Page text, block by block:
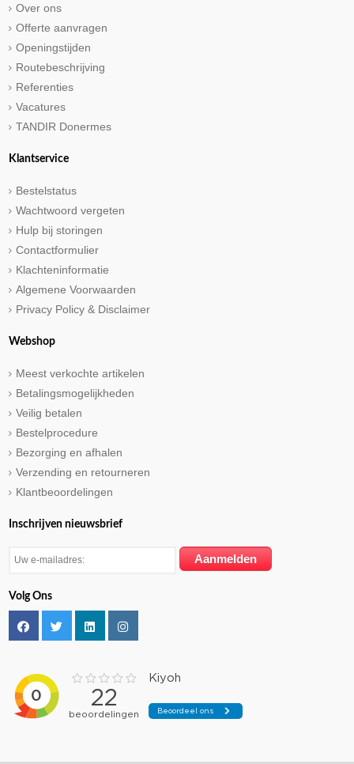
Over ons
Offerte aanvragen
Openingstijden
Routebeschrijving
Referenties
Vacatures
TANDIR Donermes
Klantservice
Bestelstatus
Wachtwoord vergeten
Hulp bij storingen
Contactformulier
Klachteninformatie
Algemene Voorwaarden
Privacy Policy & Disclaimer
Webshop
Meest verkochte artikelen
Betalingsmogelijkheden
Veilig betalen
Bestelprocedure
Bezorging en afhalen
Verzending en retourneren
Klantbeoordelingen
Inschrijven nieuwsbrief
Volg Ons